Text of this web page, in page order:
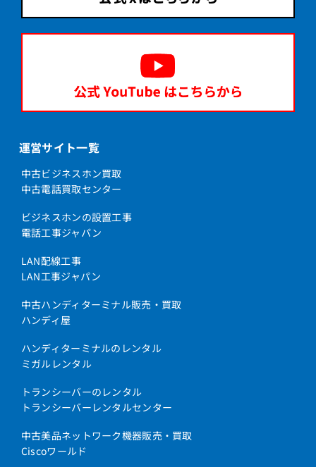
運営サイト一覧
中古ビジネスホン買取
中古電話買取センター
ビジネスホンの設置工事
電話工事ジャパン
LAN配線工事
LAN工事ジャパン
中古ハンディターミナル販売・買取
ハンディ屋
ハンディターミナルのレンタル
ミガルレンタル
トランシーバーのレンタル
トランシーバーレンタルセンター
中古美品ネットワーク機器販売・買取
Ciscoワールド